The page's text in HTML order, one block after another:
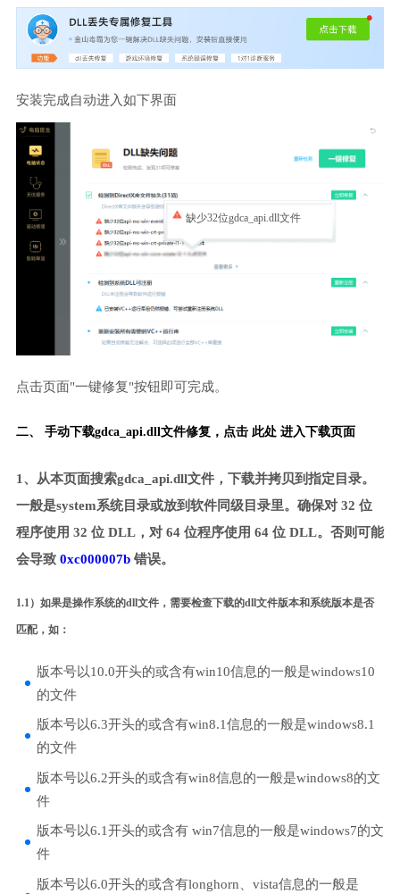
安装完成自动进入如下界面
缺少32位gdca_api.dll文件
点击页面"一键修复"按钮即可完成。
二、 手动下载gdca_api.dll文件修复， 点击 此处 进入下载页面
1、从本页面搜索gdca_api.dll文件，下载并拷贝到指定目录。
一般是system系统目录或放到软件同级目录里。确保对 32 位
程序使用 32 位 DLL，对 64 位程序使用 64 位 DLL。否则可能
会导致 0xc000007b错误。
1.1）如果是操作系统的dll文件，需要检查下载的dll文件版本和系统版本是否
匹配，如：
版本号以10.0开头的或含有win10信息的一般是windows10
的文件
版本号以6.3开头的或含有win8.1信息的一般是windows8.1
的文件
版本号以6.2开头的或含有win8信息的一般是windows8的文
件
版本号以6.1开头的或含有 win7信息的一般是windows7的文
件
版本号以6.0开头的或含有longhorn、vista信息的一般是